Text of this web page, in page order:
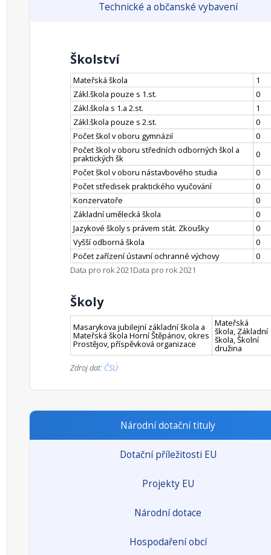
Technické a občanské vybavení
Školství
Mateřská škola
1
Zákl.škola pouze s 1.st.
0
Zákl.škola s 1.a 2.st.
1
Zákl.škola pouze s 2.st.
0
Počet škol v oboru gymnázií
0
Počet škol v oboru středních odborných škol a
praktických šk
0
Počet škol v oboru nástavbového studia
0
Počet středisek praktického vyučování
0
Konzervatoře
0
Základní umělecká škola
0
Jazykové školy s právem stát. Zkoušky
0
Vyšší odborná škola
0
Počet zařízení ústavní ochranné výchovy
0
Data pro rok 2021Data pro rok 2021
Školy
Masarykova jubilejní základní škola a
Mateřská škola Horní Štěpánov, okres
Prostějov, příspěvková organizace
Mateřská
škola, Základní
škola, Školní
družina
Zdroj dat: ČSÚ
Národní dotační tituly
Dotační příležitosti EU
Projekty EU
Národní dotace
Hospodaření obcí